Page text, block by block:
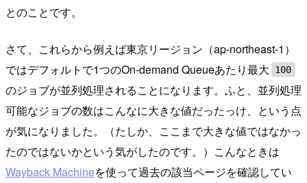
とのことです。
さて、これらから例えば東京リージョン（ap-northeast-1）
ではデフォルトで1つのOn-demand Queueあたり最大
100
のジョブが並列処理されることになります。ふと、並列処理
可能なジョブの数はこんなに大きな値だったっけ、という点
が気になりました。（たしか、ここまで大きな値ではなかっ
たのではないかという気がしたのです。）こんなときは
Wayback Machineを使って過去の該当ページを確認してい